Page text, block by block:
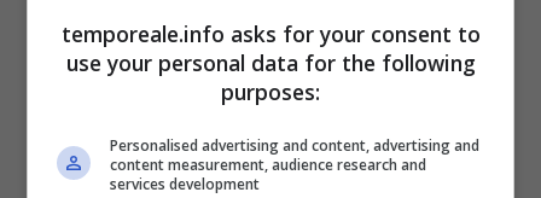
Gaeta / Servizio Civile, si passa alla
9 Ottobre 2020
temporeale.info asks for your consent to
use your personal data for the following
purposes:
Personalised advertising and content, advertising and
content measurement, audience research and
services development